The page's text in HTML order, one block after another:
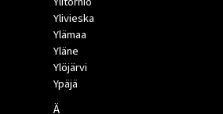
Ylivieska
Ylämaa
Yläne
Ylöjärvi
Ypäjä
Ä